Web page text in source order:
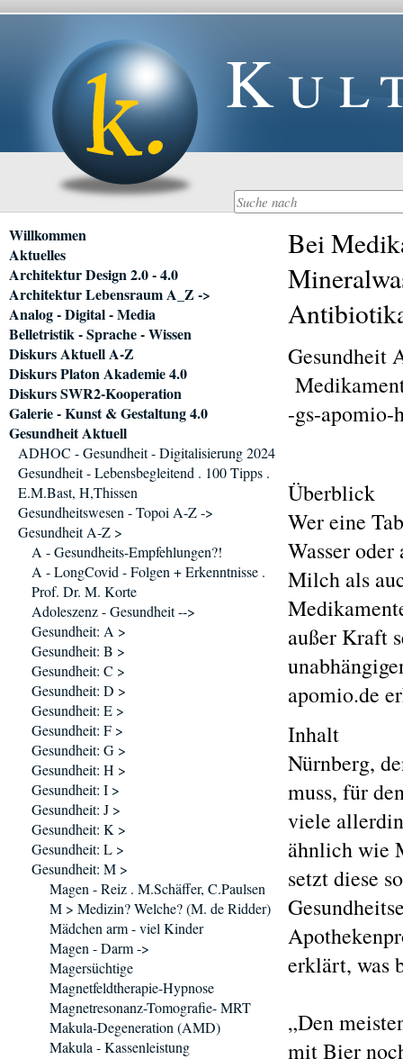
Bei
Gesundheit
-gs-apomio-
Überblick
Wer eine
Wasser
Milch als
außer Kraft
apomio.de
Inhalt
Nürnberg,
muss, für
viele
ähnlich wie
setzt diese
erklärt, was
„Den
mit Bier
Navigation
überspringen
Willkommen
Aktuelles
Architektur Design 2.0 - 4.0
Architektur Lebensraum A_Z ->
Analog - Digital - Media
Belletristik - Sprache - Wissen
Diskurs Aktuell A-Z
Diskurs Platon Akademie 4.0
Diskurs SWR2-Kooperation
Galerie - Kunst & Gestaltung 4.0
Gesundheit Aktuell
ADHOC - Gesundheit - Digitalisierung 2024
Gesundheit - Lebensbegleitend . 100 Tipps .
E.M.Bast, H,Thissen
Gesundheitswesen - Topoi A-Z ->
Gesundheit A-Z >
A - Gesundheits-Empfehlungen?!
A - LongCovid - Folgen + Erkenntnisse .
Prof. Dr. M. Korte
Adoleszenz - Gesundheit -->
Gesundheit: A >
Gesundheit: B >
Gesundheit: C >
Gesundheit: D >
Gesundheit: E >
Gesundheit: F >
Gesundheit: G >
Gesundheit: H >
Gesundheit: I >
Gesundheit: J >
Gesundheit: K >
Gesundheit: L >
Gesundheit: M >
Magen - Reiz . M.Schäffer, C.Paulsen
M > Medizin? Welche? (M. de Ridder)
Mädchen arm - viel Kinder
Magen - Darm ->
Magersüchtige
Magnetfeldtherapie-Hypnose
Magnetresonanz-Tomografie- MRT
Makula-Degeneration (AMD)
Makula - Kassenleistung